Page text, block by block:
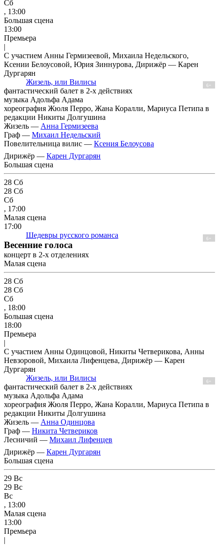
Сб
, 13:00
Большая сцена
13:00
Премьера
|
С участием Анны Гермизеевой, Михаила Недельского,
Ксении Белоусовой, Юрия Зиннурова, Дирижёр — Карен
Дургарян
Жизель, или Вилисы
6+
фантастический балет в 2-х действиях
музыка Адольфа Адама
хореография Жюля Перро, Жана Коралли, Мариуса Петипа в
редакции Никиты Долгушина
Жизель — Анна Гермизеева
Граф — Михаил Недельский
Повелительница вилис — Ксения Белоусова
Дирижёр — Карен Дургарян
Большая сцена
28 Сб
28 Сб
Сб
, 17:00
Малая сцена
17:00
Шедевры русского романса
6+
Весенние голоса
концерт в 2-х отделениях
Малая сцена
28 Сб
28 Сб
Сб
, 18:00
Большая сцена
18:00
Премьера
|
С участием Анны Одинцовой, Никиты Четверикова, Анны
Невзоровой, Михаила Лифенцева, Дирижёр — Карен
Дургарян
Жизель, или Вилисы
6+
фантастический балет в 2-х действиях
музыка Адольфа Адама
хореография Жюля Перро, Жана Коралли, Мариуса Петипа в
редакции Никиты Долгушина
Жизель — Анна Одинцова
Граф — Никита Четвериков
Лесничий — Михаил Лифенцев
Дирижёр — Карен Дургарян
Большая сцена
29 Вс
29 Вс
Вс
, 13:00
Малая сцена
13:00
Премьера
|